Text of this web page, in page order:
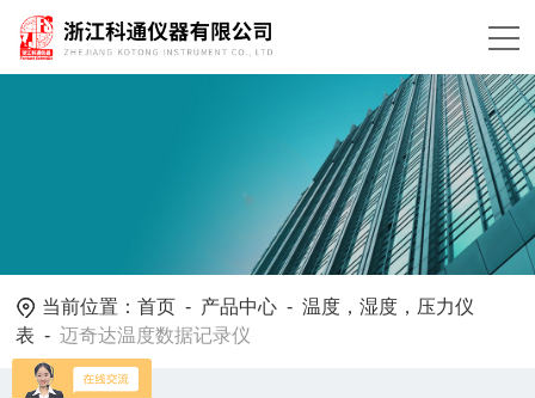
当前位置：首页 - 产品中心 -温度，湿度，压力仪
表 -迈奇达温度数据记录仪